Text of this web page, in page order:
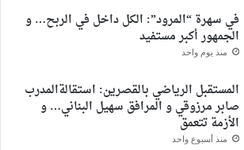
في سهرة “المرود”: الكل داخل في الربح… و
الجمهور أكبر مستفيد
منذ يوم واحد
المستقبل الرياضي بالقصرين: استقالةالمدرب
صابر مرزوقي و المرافق سهيل البناني… و
الأزمة تتعمق
منذ أسبوع واحد